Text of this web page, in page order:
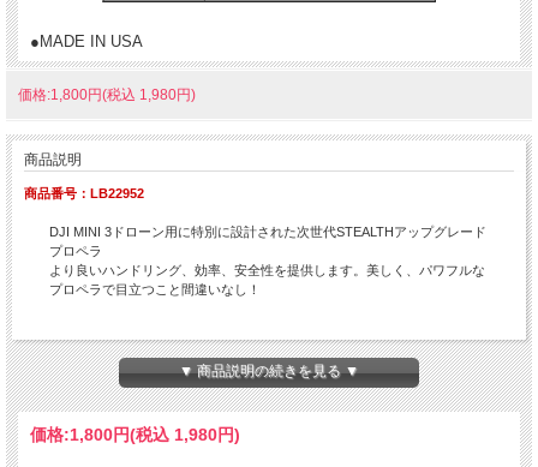
●MADE IN USA
価格:1,800円(税込 1,980円)
商品説明
商品番号：LB22952
DJI MINI 3ドローン用に特別に設計された次世代STEALTHアップグレード
プロペラ
より良いハンドリング、効率、安全性を提供します。美しく、パワフルな
プロペラで目立つこと間違いなし！
注）写真のドローンは含まれません。
▼ 商品説明の続きを見る ▼
価格:1,800円(税込 1,980円)